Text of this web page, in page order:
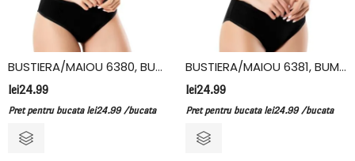
BUSTIERA/MAIOU 6380, BUMBAC/ELASTAN, KOTA
lei24.99
Pret pentru bucata lei24.99 /bucata
BUSTIERA/MAIOU 6381, BUMBAC/ELASTAN, KOTA
lei24.99
Pret pentru bucata lei24.99 /bucata